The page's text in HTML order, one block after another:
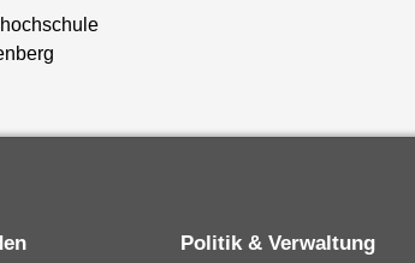
Politik & Verwaltung